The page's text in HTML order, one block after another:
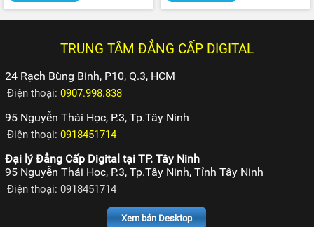
TRUNG TÂM ĐẲNG CẤP DIGITAL
24 Rạch Bùng Binh, P10, Q.3, HCM
Điện thoại:0907.998.838
95 Nguyễn Thái Học, P.3, Tp.Tây Ninh
Điện thoại:0918451714
Đại lý Đẳng Cấp Digital tại TP. Tây Ninh
95 Nguyễn Thái Học, P.3, Tp.Tây Ninh, Tỉnh Tây Ninh
Điện thoại: 0918451714
Xem bản Desktop